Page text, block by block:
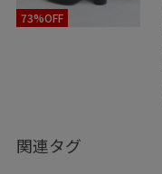
♡お気に入り登録やフ
アイテムやコーディ
相談など是非お気軽
73%OFF
関連タグ